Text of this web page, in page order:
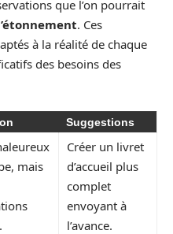
que l’on pourrait
. Ces
à la réalité de chaque
des besoins des
Suggestions
mais
Créer un livret
d’accueil plus
complet
envoyant à
l’avance.